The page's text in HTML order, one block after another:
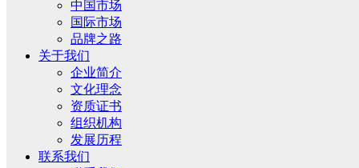
中国市场
国际市场
品牌之路
关于我们
企业简介
文化理念
资质证书
组织机构
发展历程
联系我们